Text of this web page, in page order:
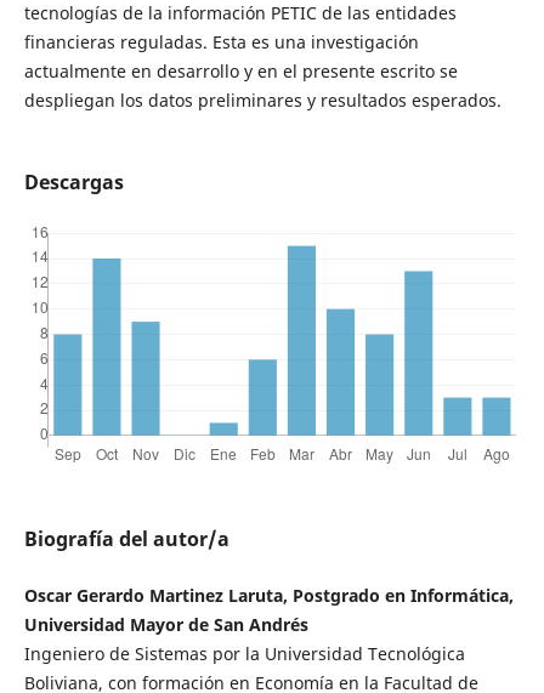
tecnologías de la información PETIC de las entidades
financieras reguladas. Esta es una investigación
actualmente en desarrollo y en el presente escrito se
despliegan los datos preliminares y resultados esperados.
Descargas
Biografía del autor/a
Oscar Gerardo Martinez Laruta, Postgrado en Informática,
Universidad Mayor de San Andrés
Ingeniero de Sistemas por la Universidad Tecnológica
Boliviana, con formación en Economía en la Facultad de